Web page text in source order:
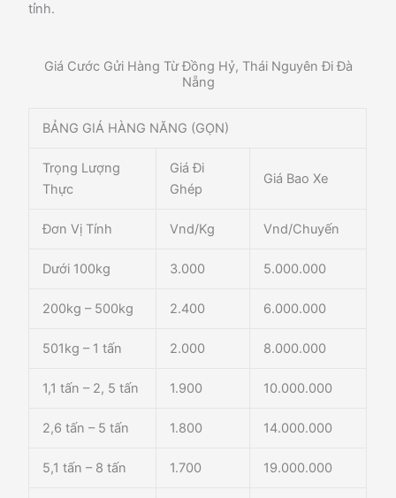
tỉnh.
Giá Cước Gửi Hàng Từ Đồng Hỷ, Thái Nguyên Đi Đà
Nẵng
BẢNG GIÁ HÀNG NĂNG (GỌN)
Trọng Lượng
Thực
Giá Đi
Ghép
Giá Bao Xe
Đơn Vị Tính Vnd/Kg Vnd/Chuyến
Dưới 100kg 3.000 5.000.000
200kg – 500kg 2.400 6.000.000
501kg – 1 tấn 2.000 8.000.000
1,1 tấn – 2, 5 tấn 1.900 10.000.000
2,6 tấn – 5 tấn 1.800 14.000.000
5,1 tấn – 8 tấn 1.700 19.000.000